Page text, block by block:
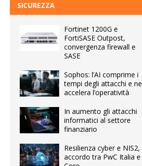
SICUREZZA
Fortinet 1200G e
FortiSASE Outpost,
convergenza firewall e
SASE
Sophos: l’AI comprime i
tempi degli attacchi e ne
accelera l’operatività
In aumento gli attacchi
informatici al settore
finanziario
Resilienza cyber e NIS2,
accordo tra PwC Italia e